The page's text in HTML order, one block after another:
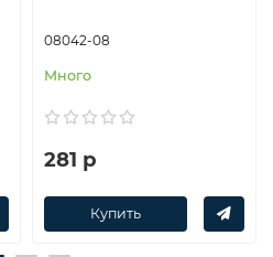
08042-08
Много
281 р
Купить